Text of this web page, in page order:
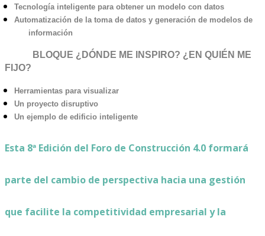
Tecnología inteligente para obtener un modelo con datos
Automatización de la toma de datos y generación de modelos de
información
BLOQUE ¿DÓNDE ME INSPIRO? ¿EN QUIÉN ME
FIJO?
Herramientas para visualizar
Un proyecto disruptivo
Un ejemplo de edificio inteligente
Esta 8ª Edición del Foro de Construcción 4.0 formará
parte del cambio de perspectiva hacia una gestión
que facilite la competitividad empresarial y la